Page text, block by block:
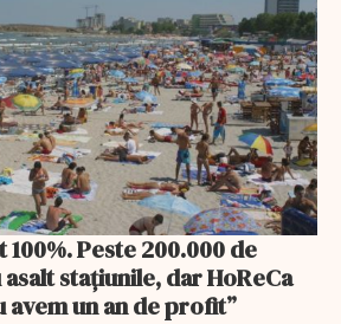
Peste 200.000 de
stațiunile, dar HoReCa
avem un an de profit”